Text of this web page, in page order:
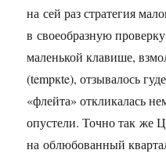
на сей раз стратегия
в своеобразную
маленькой клавише,
(tempкte), отзывалось
«флейта» откликалась
опустели. Точно так же
на облюбованный